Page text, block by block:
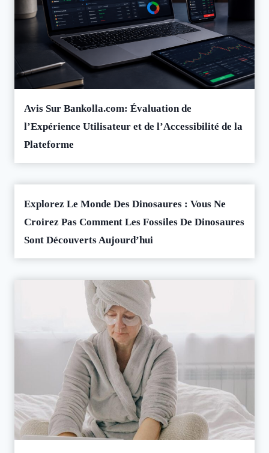
Avis Sur Bankolla.com: Évaluation de
l’Expérience Utilisateur et de l’Accessibilité de la
Plateforme
Explorez Le Monde Des Dinosaures : Vous Ne
Croirez Pas Comment Les Fossiles De Dinosaures
Sont Découverts Aujourd’hui